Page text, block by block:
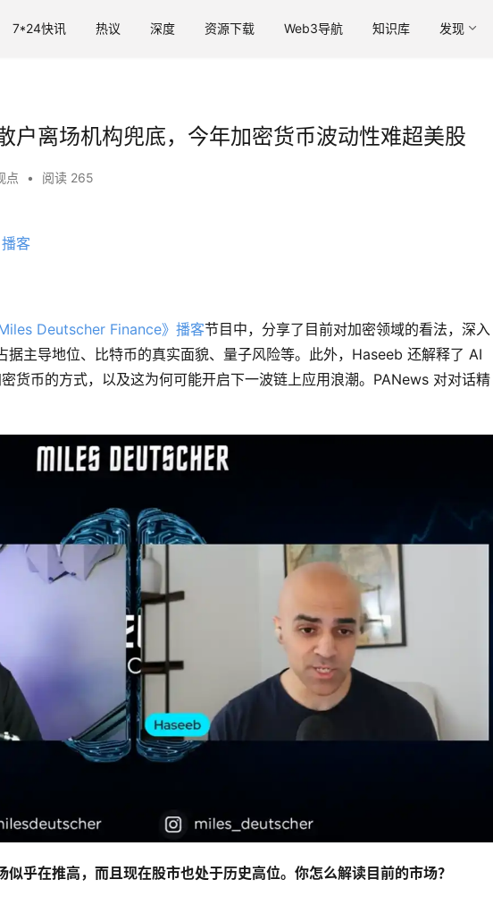
7*24快讯 热议 深度 资源下载 Web3导航 知识库 发现
户离场机构兜底，今年加密货币波动性难超美股
点 • 阅读 265
客
Miles Deutscher Finance》播客节目中，分享了目前对加密领域的看法，深入
据主导地位、比特币的真实面貌、量子风险等。此外，Haseeb 还解释了 AI
货币的方式，以及这为何可能开启下一波链上应用浪潮。PANews 对对话精
乎在推高，而且现在股市也处于历史高位。你怎么解读目前的市场？